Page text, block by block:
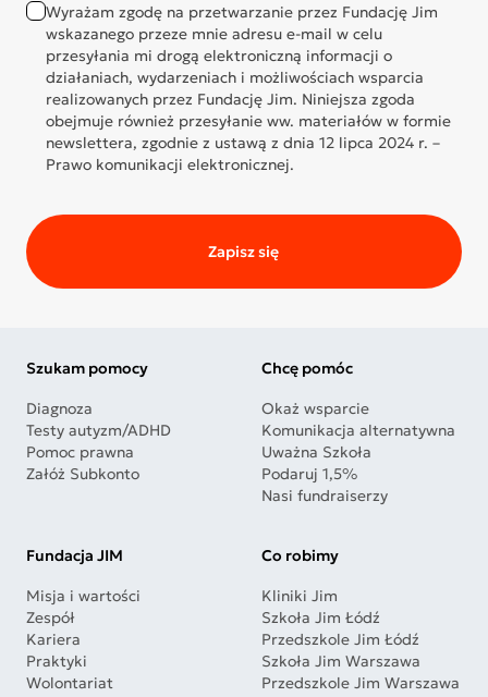
Wyrażam zgodę na przetwarzanie przez Fundację Jim
wskazanego przeze mnie adresu e-mail w celu
przesyłania mi drogą elektroniczną informacji o
działaniach, wydarzeniach i możliwościach wsparcia
realizowanych przez Fundację Jim. Niniejsza zgoda
obejmuje również przesyłanie ww. materiałów w formie
newslettera, zgodnie z ustawą z dnia 12 lipca 2024 r. –
Prawo komunikacji elektronicznej.
Zapisz się
Szukam pomocy
Diagnoza
Testy autyzm/ADHD
Pomoc prawna
Załóż Subkonto
Chcę pomóc
Okaż wsparcie
Komunikacja alternatywna
Uważna Szkoła
Podaruj 1,5%
Nasi fundraiserzy
Fundacja JIM
Misja i wartości
Zespół
Kariera
Praktyki
Wolontariat
Co robimy
Kliniki Jim
Szkoła Jim Łódź
Przedszkole Jim Łódź
Szkoła Jim Warszawa
Przedszkole Jim Warszawa